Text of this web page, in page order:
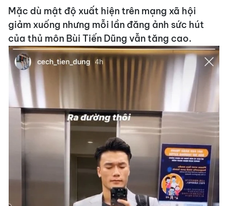
Mặc dù mật độ xuất hiện trên mạng xã hội
giảm xuống nhưng mỗi lần đăng ảnh sức hút
của thủ môn Bùi Tiến Dũng vẫn tăng cao.